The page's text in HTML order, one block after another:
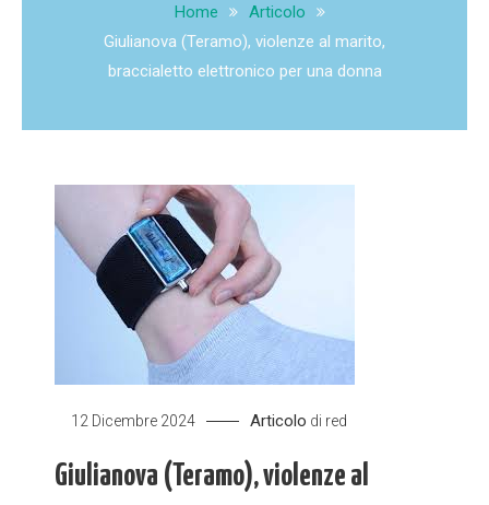
Home
Articolo
Giulianova (Teramo), violenze al marito,
braccialetto elettronico per una donna
12 Dicembre 2024 Articolo di red
Giulianova (Teramo), violenze al